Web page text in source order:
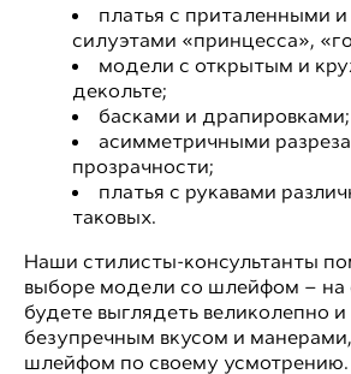
платья с приталенными
силуэтами «принцесса»,
модели с открытым и
декольте;
басками и драпировками;
асимметричными
прозрачности;
платья с рукавами
таковых.
Наши стилисты-консультанты
выборе модели со шлейфом – на
будете выглядеть великолепно
безупречным вкусом и
шлейфом по своему усмотрению.